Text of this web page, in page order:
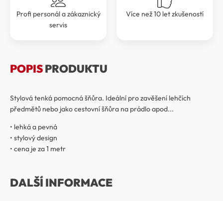
Profi personál a zákaznický
servis
Více než 10 let zkušeností
POPISPRODUKTU
Stylová tenká pomocná šňůra. Ideální pro zavěšení lehčích
předmětů nebo jako cestovní šňůra na prádlo apod...
• lehká a pevná
• stylový design
• cena je za 1 metr
DALŠÍ INFORMACE